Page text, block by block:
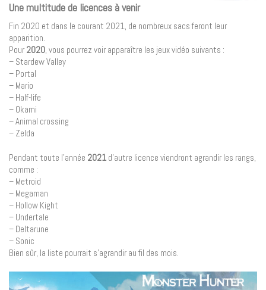
Une multitude de licences à venir
Fin 2020 et dans le courant 2021, de nombreux sacs feront leur
apparition.
Pour 2020, vous pourrez voir apparaître les jeux vidéo suivants :
– Stardew Valley
– Portal
– Mario
– Half-life
– Okami
– Animal crossing
– Zelda
Pendant toute l’année 2021 d’autre licence viendront agrandir les rangs,
comme :
– Metroid
– Megaman
– Hollow Kight
– Undertale
– Deltarune
– Sonic
Bien sûr, la liste pourrait s’agrandir au fil des mois.